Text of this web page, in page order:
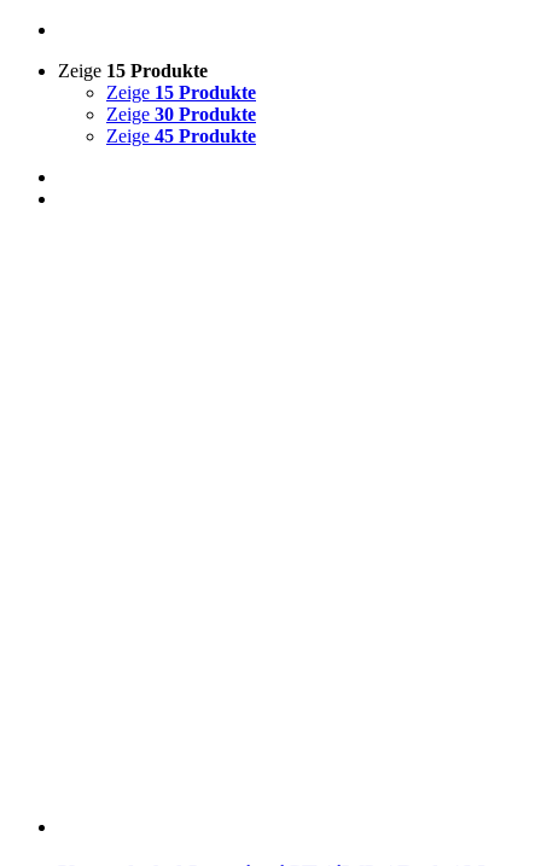
Zeige 15 Produkte
Zeige 15 Produkte
Zeige 30 Produkte
Zeige 45 Produkte